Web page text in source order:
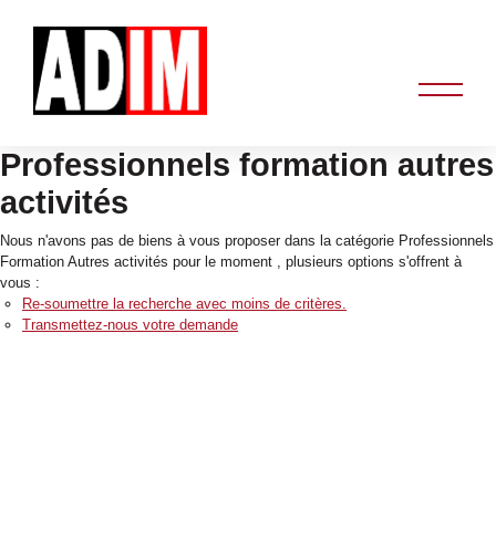
Professionnels formation autres
activités
Nous n'avons pas de biens à vous proposer dans la catégorie Professionnels
Formation Autres activités pour le moment , plusieurs options s'offrent à
vous :
Re-soumettre la recherche avec moins de critères.
Transmettez-nous votre demande